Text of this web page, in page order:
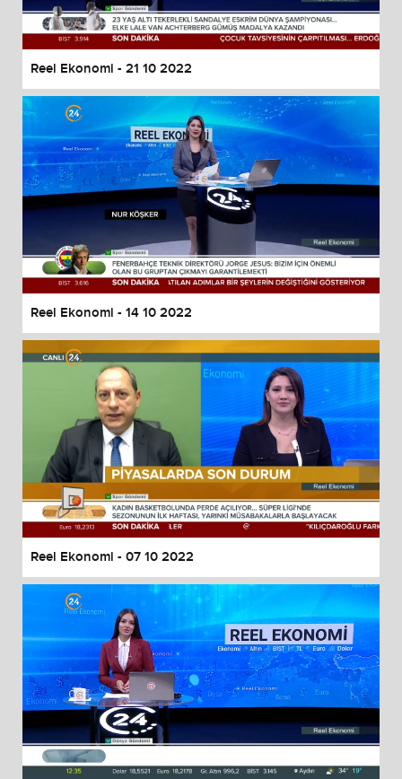
Reel Ekonomi - 21 10 2022
Reel Ekonomi - 14 10 2022
Reel Ekonomi - 07 10 2022